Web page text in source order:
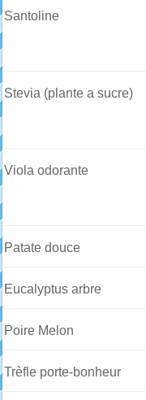
Santoline
Stevia (plante a sucre)
Viola odorante
Patate douce
Eucalyptus arbre
Poire Melon
Trèfle porte-bonheur